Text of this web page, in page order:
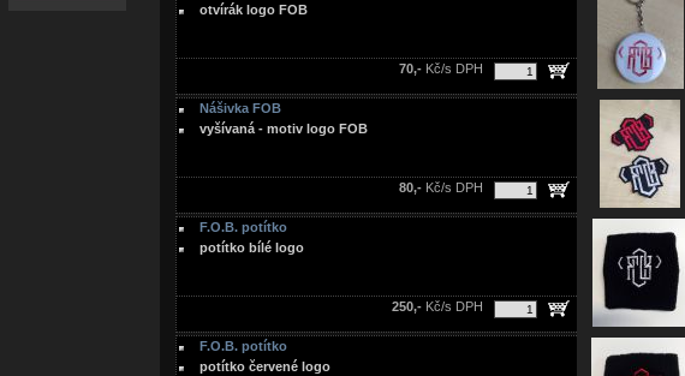
otvírák logo FOB
70,-Kč/s DPH
Nášivka FOB
vyšívaná - motiv logo FOB
80,-Kč/s DPH
F.O.B. potítko
potítko bílé logo
250,-Kč/s DPH
F.O.B. potítko
potítko červené logo